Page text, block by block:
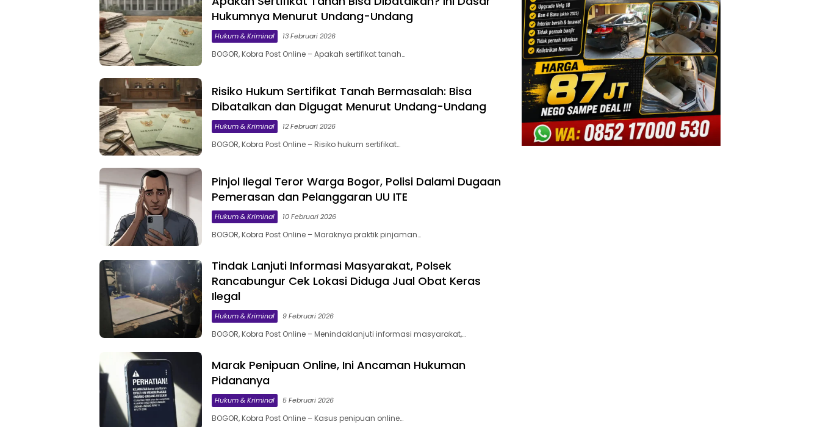
Hukumnya Menurut Undang-Undang
Hukum & Kriminal 13 Februari 2026
BOGOR, Kobra Post Online – Apakah sertifikat tanah…
Risiko Hukum Sertifikat Tanah Bermasalah: Bisa
Dibatalkan dan Digugat Menurut Undang-Undang
Hukum & Kriminal 12 Februari 2026
BOGOR, Kobra Post Online – Risiko hukum sertifikat…
Pinjol Ilegal Teror Warga Bogor, Polisi Dalami Dugaan
Pemerasan dan Pelanggaran UU ITE
Hukum & Kriminal 10 Februari 2026
BOGOR, Kobra Post Online – Maraknya praktik pinjaman…
Tindak Lanjuti Informasi Masyarakat, Polsek
Rancabungur Cek Lokasi Diduga Jual Obat Keras
Ilegal
Hukum & Kriminal 9 Februari 2026
BOGOR, Kobra Post Online – Menindaklanjuti informasi masyarakat,…
Marak Penipuan Online, Ini Ancaman Hukuman
Pidananya
Hukum & Kriminal 5 Februari 2026
BOGOR, Kobra Post Online – Kasus penipuan online…